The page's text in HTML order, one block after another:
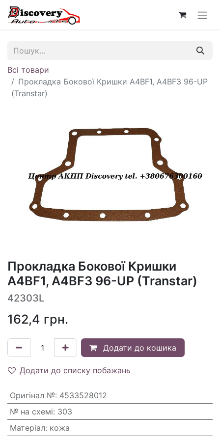
Всі товари
Прокладка Бокової Кришки A4BF1, A4BF3 96-UP
(Transtar)
Прокладка Бокової Кришки
A4BF1, A4BF3 96-UP (Transtar)
42303L
162,4 грн.
Додати до кошика
Додати до списку побажань
Оригінал №: 4533528012
№ на схемі: 303
Матеріал: кожа